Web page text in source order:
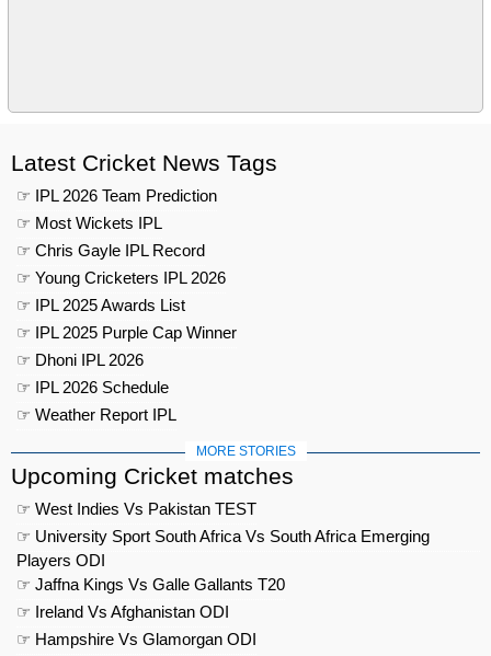
Latest Cricket News Tags
☞ IPL 2026 Team Prediction
☞ Most Wickets IPL
☞ Chris Gayle IPL Record
☞ Young Cricketers IPL 2026
☞ IPL 2025 Awards List
☞ IPL 2025 Purple Cap Winner
☞ Dhoni IPL 2026
☞ IPL 2026 Schedule
☞ Weather Report IPL
MORE STORIES
Upcoming Cricket matches
☞ West Indies Vs Pakistan TEST
☞ University Sport South Africa Vs South Africa Emerging
Players ODI
☞ Jaffna Kings Vs Galle Gallants T20
☞ Ireland Vs Afghanistan ODI
☞ Hampshire Vs Glamorgan ODI